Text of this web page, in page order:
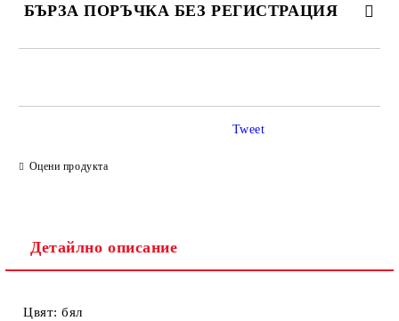
БЪРЗА ПОРЪЧКА БЕЗ РЕГИСТРАЦИЯ
Оцени продукта
Tweet
Детайлно описание
Цвят: бял